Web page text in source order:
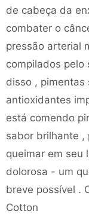
de cabeça da
combater o
pressão arterial
compilados pelo
disso , pimentas
antioxidantes
está comendo
sabor brilhante ,
queimar em seu
dolorosa - um
breve possível .
Cotton